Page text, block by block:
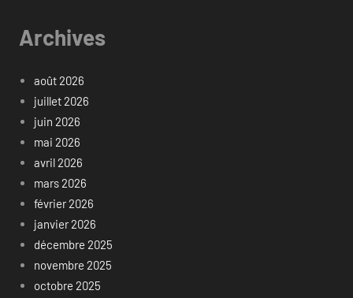
Archives
août 2026
juillet 2026
juin 2026
mai 2026
avril 2026
mars 2026
février 2026
janvier 2026
décembre 2025
novembre 2025
octobre 2025